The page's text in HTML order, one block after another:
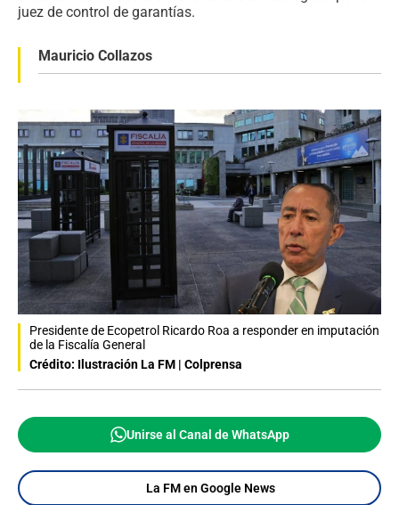
juez de control de garantías.
Mauricio Collazos
Presidente de Ecopetrol Ricardo Roa a responder en imputación
de la Fiscalía General
Crédito: Ilustración La FM | Colprensa
Unirse al Canal de WhatsApp
La FM en Google News